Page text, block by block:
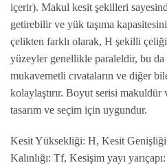
içerir). Makul kesit şekilleri
getirebilir ve yük taşıma
çelikten farklı olarak, H şekilli
yüzeyler genellikle paraleldir, bu da
mukavemetli cıvataların ve diğer
kolaylaştırır. Boyut serisi
tasarım ve seçim için uygundur.
Kesit Yüksekliği: H, Kesit
Kalınlığı: Tf, Kesişim yayı